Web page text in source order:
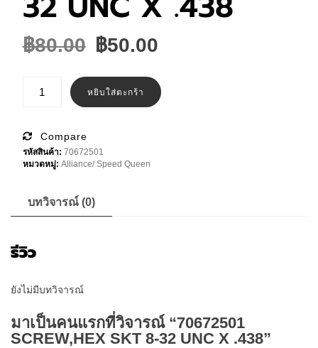
฿80.00 Original
was:
฿80.00.
฿50.00
is:
฿50.00.
70672501
SCREW,HEX
32
UNC
X
.438
หยิบใส่ตะกร้า
Compare
รหัสสินค้า: 70672501
หมวดหมู่: Alliance/ Speed Queen
บทวิจารณ์ (0)
รีวิว
ยังไม่มีบทวิจารณ์
มาเป็นคนแรกที่วิจารณ์ “70672501
SCREW,HEX SKT 8-32 UNC X .438”